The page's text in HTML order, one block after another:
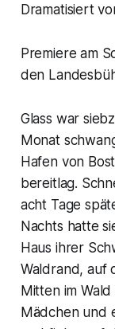
Dramatisiert
Premiere am
den
Glass war
Monat
Hafen von
bereitlag.
acht Tage
Nachts hatte
Haus ihrer
Waldrand, auf
Mitten im
Mädchen und